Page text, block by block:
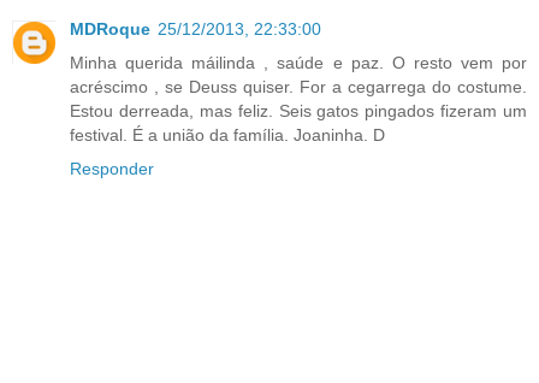
MDRoque 25/12/2013, 22:33:00
Minha querida máilinda , saúde e paz. O resto vem por
acréscimo , se Deuss quiser. For a cegarrega do costume.
Estou derreada, mas feliz. Seis gatos pingados fizeram um
festival. É a união da família. Joaninha. D
Responder